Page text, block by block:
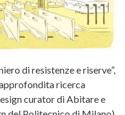
di resistenze e riserve”,
ricerca
curator di Abitare e